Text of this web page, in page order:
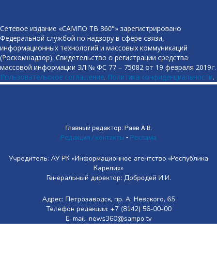
Сетевое издание «САМПО ТВ 360°» зарегистрировано
Федеральной службой по надзору в сфере связи,
информационных технологий и массовых коммуникаций
(Роскомнадзор). Свидетельство о регистрации средства
массовой информации ЭЛ № ФС 77 – 75082 от 19 февраля 2019 г.
Пользовательское соглашение. Политика конфиденциальности.
Главный редактор: Раев А.В.
Редакция / контакты • Реклама
Учредитель: АУ РК «Информационное агентство «Республика
Карелия»
Генеральный директор: Добродей И.И.
Адрес: Петрозаводск, пр. А. Невского, 65
Телефон редакции: +7 (8142) 56-00-00
E-mail: news360@sampo.tv